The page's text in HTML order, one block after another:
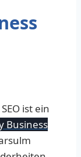
ist ein
Business